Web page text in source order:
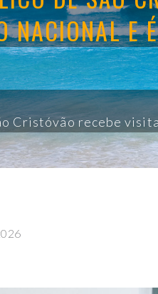
NACIONAL E
Cristóvão recebe